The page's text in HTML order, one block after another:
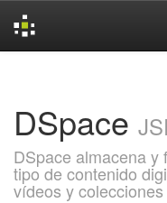
DSpace
DSpace almacena y
tipo de contenido
vídeos y